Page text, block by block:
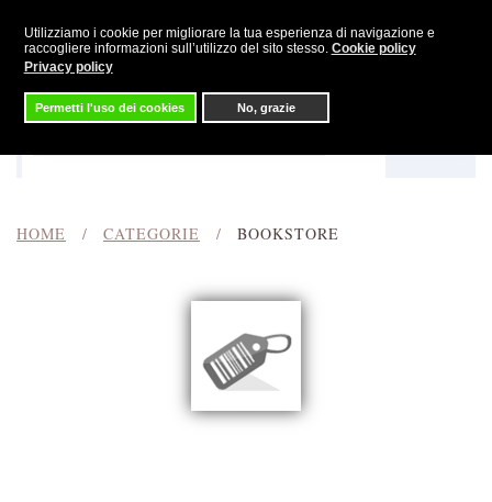
Utilizziamo i cookie per migliorare la tua esperienza di navigazione e
raccogliere informazioni sull’utilizzo del sito stesso. Cookie policy
Privacy policy
Permetti l'uso dei cookies No, grazie
Skip to main content
HOME CATEGORIE BOOKSTORE